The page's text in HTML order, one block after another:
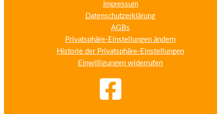
Impressum
Datenschutzerklärung
AGBs
Privatsphäre-Einstellungen ändern
Historie der Privatsphäre-Einstellungen
Einwilligungen widerrufen